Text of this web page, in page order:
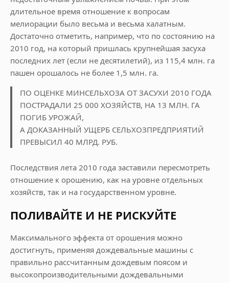
длительное время отношение к вопросам
мелиорации было весьма и весьма халатным.
Достаточно отметить, например, что по состоянию на
2010 год, на который пришлась крупнейшая засуха
последних лет (если не десятилетий), из 115,4 млн. га
пашен орошалось не более 1,5 млн. га.
ПО ОЦЕНКЕ МИНСЕЛЬХОЗА ОТ ЗАСУХИ 2010 ГОДА
ПОСТРАДАЛИ 25 000 ХОЗЯЙСТВ, НА 13 МЛН. ГА
ПОГИБ УРОЖАЙ,
А ДОКАЗАННЫЙ УЩЕРБ СЕЛЬХОЗПРЕДПРИЯТИЙ
ПРЕВЫСИЛ 40 МЛРД. РУБ.
Последствия лета 2010 года заставили пересмотреть
отношение к орошению, как на уровне отдельных
хозяйств, так и на государственном уровне.
ПОЛИВАЙТЕ И НЕ РИСКУЙТЕ
Максимального эффекта от орошения можно
достигнуть, применяя дождевальные машины с
правильно рассчитанным дождевым поясом и
высокопроизводительными дождевальными